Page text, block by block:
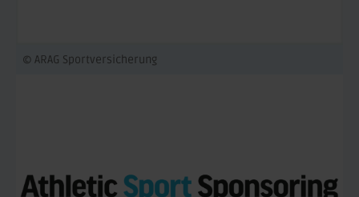
© ARAG Sportversicherung